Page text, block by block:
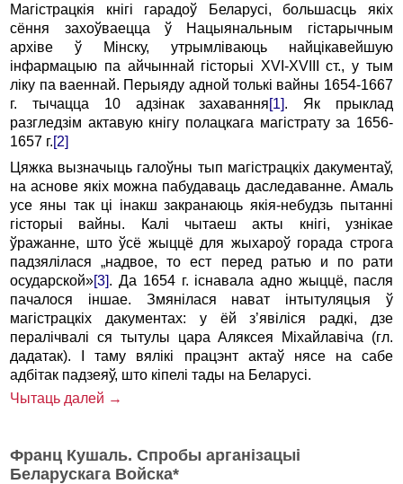
Магiстрацкiя кнiгi гарадоў Беларусi, большасць якiх
cёння захоўваецца ў Нацыянальным гiстарычным
архiве ў Мiнску, утрымліваюць найцікавейшую
інфармацыю па айчыннай гісторыі ХVІ-ХVIII ст., у тым
ліку па ваеннай. Перыяду адной толькі вайны 1654-1667
г. тычацца 10 адзiнак захавання[1]. Як прыклад
разгледзім актавую кнiгу полацкага магiстрату за 1656-
1657 г.[2]
Цяжка вызначыць галоўны тып магiстрацкiх дакументаў,
на аснове якiх можна пабудаваць даследаванне. Амаль
усе яны так цi iнакш закранаюць якiя-небудзь пытаннi
гiсторыi вайны. Калi чытаеш акты кнiгi, узнiкае
ўражанне, што ўсё жыццё для жыхароў горада строга
падзялiлася „надвое, то ест перед ратью и по рати
осударской»[3]. Да 1654 г. iснавала адно жыццё, пасля
пачалося iншае. Змянілася нават інтытуляцыя ў
магістрацкіх дакументах: у ёй з’явіліся радкі, дзе
пералічвалі ся тытулы цара Аляксея Міхайлавіча (гл.
дадатак). І таму вялiкi працэнт актаў нясе на сабе
адбiтак падзеяў, што кiпелi тады на Беларусi.
Чытаць далей →
Франц Кушаль. Спробы арганiзацыi
Беларускага Войска*